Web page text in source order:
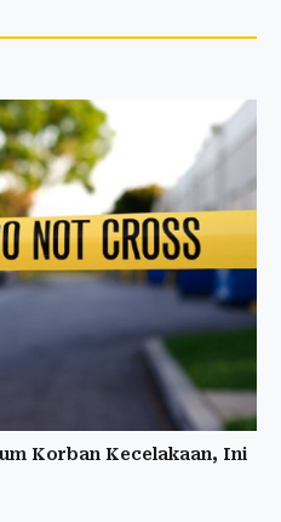
Korban Kecelakaan, Ini